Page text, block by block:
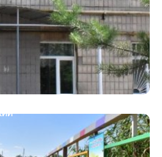
04 ВЕРЕСНЯ 09:12, 2019
долгожданный
– ЕС деньги уже